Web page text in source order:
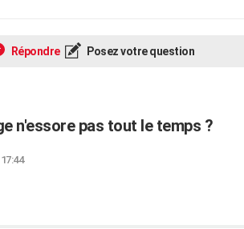
Répondre Posez votre question
n'essore pas tout le temps ?